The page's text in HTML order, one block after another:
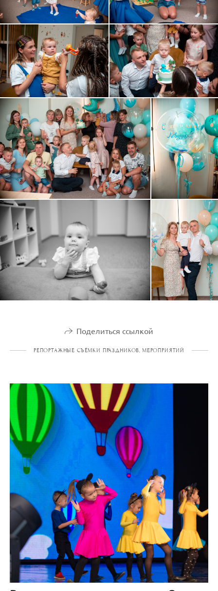
Поделиться ссылкой
РЕПОРТАЖНЫЕ СЪЁМКИ ПРАЗДНИКОВ, МЕРОПРИЯТИЙ